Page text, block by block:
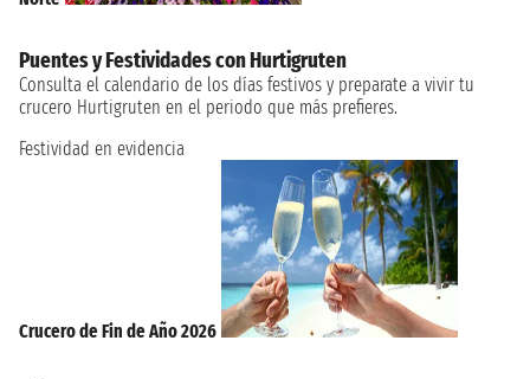
Puentes y Festividades con Hurtigruten
Consulta el calendario de los días festivos y preparate a vivir tu
crucero Hurtigruten en el periodo que más prefieres.
Festividad en evidencia
Crucero de Fin de Año 2026